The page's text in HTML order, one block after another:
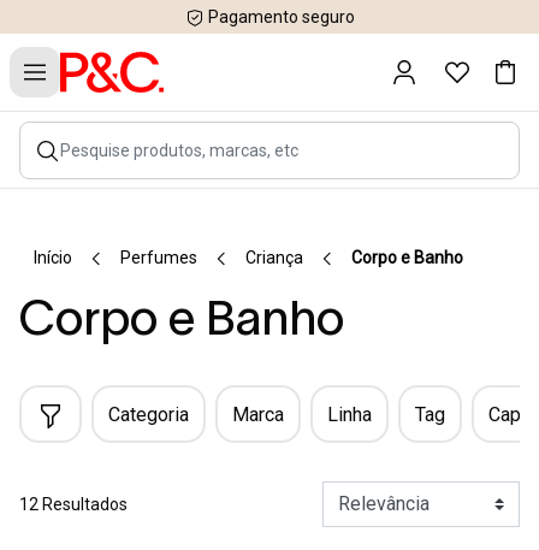
Pagamento seguro
Início Perfumes Criança Corpo e Banho
Corpo e Banho
Categoria Marca Linha Tag
12 Resultados